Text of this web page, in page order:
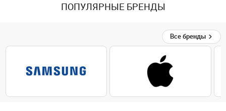
ПОПУЛЯРНЫЕ БРЕНДЫ
Все бренды